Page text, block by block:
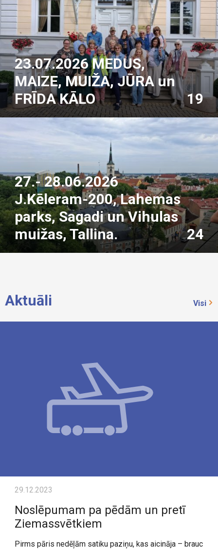
23.07.2026 MEDUS,
MAIZE, MUIŽA, JŪRA un
FRĪDA KĀLO
19
27.- 28.06.2026
J.Kēleram-200, Lahemas
parks, Sagadi un Vihulas
muižas, Tallina.
24
Aktuāli Visi
29.12.2023
Noslēpumam pa pēdām un pretī
Ziemassvētkiem
Pirms pāris nedēļām satiku paziņu, kas aicināja – brauc